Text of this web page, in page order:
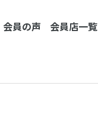
会員の声 会員店一覧